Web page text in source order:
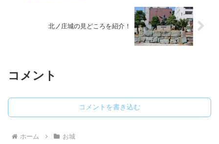
北ノ庄城の見どころを紹介！
コメント
コメントを書き込む
ホーム お城